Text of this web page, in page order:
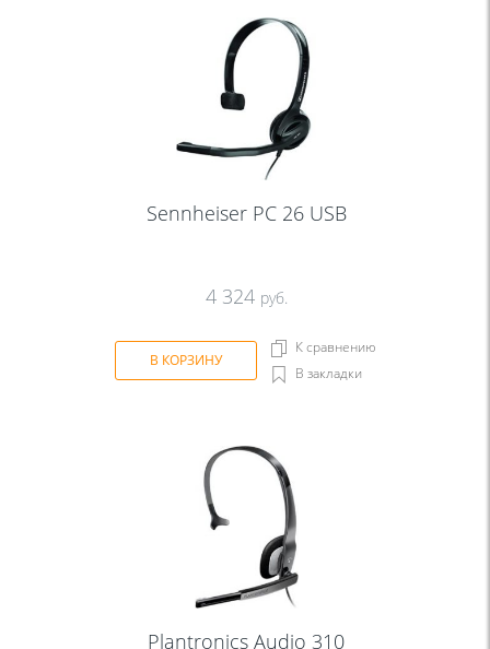
Sennheiser PC 26 USB
4 324 руб.
В КОРЗИНУ
К сравнению
В закладки
Plantronics Audio 310